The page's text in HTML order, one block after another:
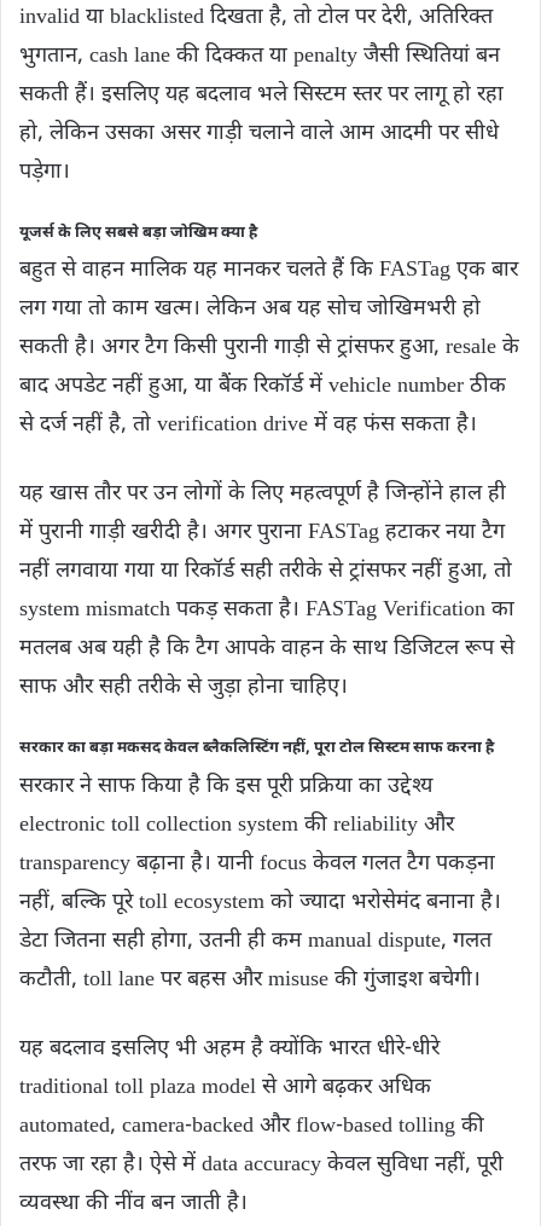
invalid या blacklisted दिखता है, तो टोल पर देरी, अतिरिक्त
भुगतान, cash lane की दिक्कत या penalty जैसी स्थितियां बन
सकती हैं। इसलिए यह बदलाव भले सिस्टम स्तर पर लागू हो रहा
हो, लेकिन उसका असर गाड़ी चलाने वाले आम आदमी पर सीधे
पड़ेगा।
यूजर्स के लिए सबसे बड़ा जोखिम क्या है
बहुत से वाहन मालिक यह मानकर चलते हैं कि FASTag एक बार
लग गया तो काम खत्म। लेकिन अब यह सोच जोखिमभरी हो
सकती है। अगर टैग किसी पुरानी गाड़ी से ट्रांसफर हुआ, resale के
बाद अपडेट नहीं हुआ, या बैंक रिकॉर्ड में vehicle number ठीक
से दर्ज नहीं है, तो verification drive में वह फंस सकता है।
यह खास तौर पर उन लोगों के लिए महत्वपूर्ण है जिन्होंने हाल ही
में पुरानी गाड़ी खरीदी है। अगर पुराना FASTag हटाकर नया टैग
नहीं लगवाया गया या रिकॉर्ड सही तरीके से ट्रांसफर नहीं हुआ, तो
system mismatch पकड़ सकता है। FASTag Verification का
मतलब अब यही है कि टैग आपके वाहन के साथ डिजिटल रूप से
साफ और सही तरीके से जुड़ा होना चाहिए।
सरकार का बड़ा मकसद केवल ब्लैकलिस्टिंग नहीं, पूरा टोल सिस्टम साफ करना है
सरकार ने साफ किया है कि इस पूरी प्रक्रिया का उद्देश्य
electronic toll collection system की reliability और
transparency बढ़ाना है। यानी focus केवल गलत टैग पकड़ना
नहीं, बल्कि पूरे toll ecosystem को ज्यादा भरोसेमंद बनाना है।
डेटा जितना सही होगा, उतनी ही कम manual dispute, गलत
कटौती, toll lane पर बहस और misuse की गुंजाइश बचेगी।
यह बदलाव इसलिए भी अहम है क्योंकि भारत धीरे-धीरे
traditional toll plaza model से आगे बढ़कर अधिक
automated, camera-backed और flow-based tolling की
तरफ जा रहा है। ऐसे में data accuracy केवल सुविधा नहीं, पूरी
व्यवस्था की नींव बन जाती है।